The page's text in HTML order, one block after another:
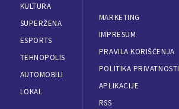
KULTURA
SUPERŽENA
ESPORTS
TEHNOPOLIS
AUTOMOBILI
LOKAL
MARKETING
IMPRESUM
PRAVILA KORIŠĆENJA
POLITIKA PRIVATNOSTI
APLIKACIJE
RSS